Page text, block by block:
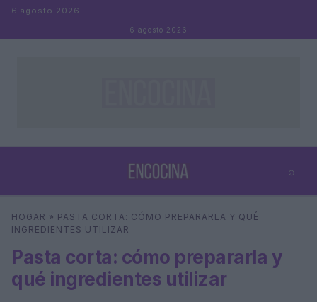
Saltar al contenido
6 agosto 2026
6 agosto 2026
⌕
Buscar
HOGAR » PASTA CORTA: CÓMO PREPARARLA Y QUÉ
INGREDIENTES UTILIZAR
Pasta corta: cómo prepararla y
qué ingredientes utilizar